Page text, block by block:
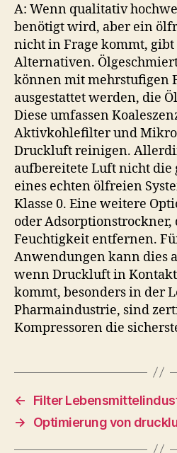
A: Wenn qualitativ
benötigt wird, aber ein
nicht in Frage kommt, gibt
Alternativen.
können mit mehrstufigen
ausgestattet werden, die
Diese umfassen
Aktivkohlefilter und
Druckluft reinigen.
aufbereitete Luft nicht
eines echten ölfreien
Klasse 0. Eine weitere
oder Adsorptionstrockner,
Feuchtigkeit entfernen.
Anwendungen kann dies
wenn Druckluft in
kommt, besonders in der
Pharmaindustrie, sind
Kompressoren die
←
Filter
→
Optimierung von